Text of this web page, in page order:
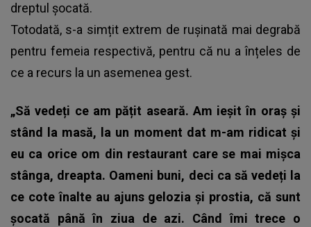
dreptul șocată.
Totodată, s-a simțit extrem de rușinată mai degrabă
pentru femeia respectivă, pentru că nu a înțeles de
ce a recurs la un asemenea gest.
„Să vedeți ce am pățit aseară. Am ieșit în oraș și
stând la masă, la un moment dat m-am ridicat și
eu ca orice om din restaurant care se mai mișca
stânga, dreapta. Oameni buni, deci ca să vedeți la
ce cote înalte au ajuns gelozia și prostia, că sunt
șocată până în ziua de azi. Când îmi trece o